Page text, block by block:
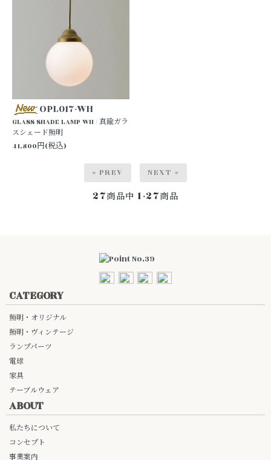
OPL017-WH
GLASS SHADE LAMP WH / 真鍮ガラ
スシェード照明
41,800円(税込)
« PREV NEXT »
27商品中 1-27商品
CATEGORY
照明・オリジナル
照明・ヴィンテージ
ランプパーツ
電球
家具
テーブルウェア
ABOUT
私たちについて
コンセプト
事業案内